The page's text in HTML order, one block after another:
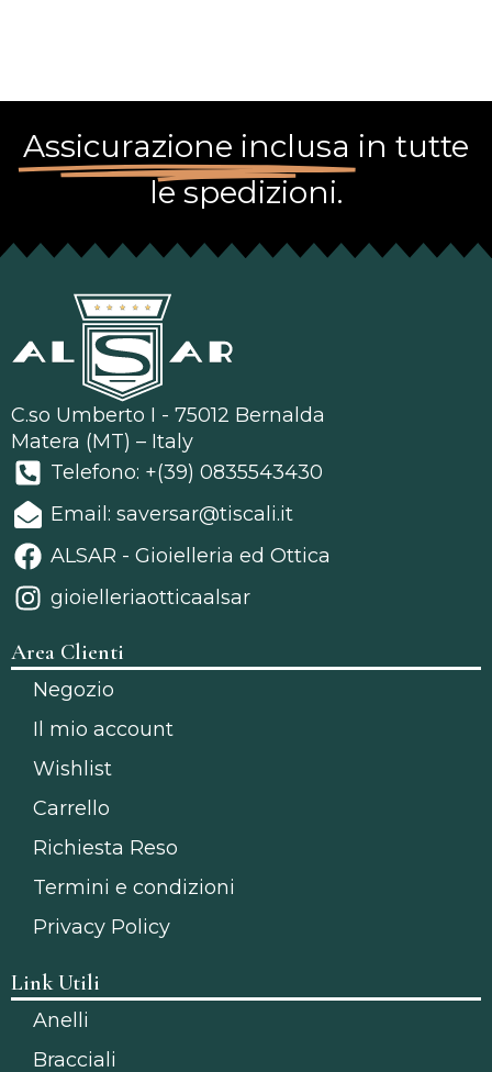
Assicurazione inclusa in tutte
le spedizioni.
C.so Umberto I - 75012 Bernalda
Matera (MT) – Italy
Telefono: +(39) 0835543430
Email: saversar@tiscali.it
ALSAR - Gioielleria ed Ottica
gioielleriaotticaalsar
Area Clienti
Negozio
Il mio account
Wishlist
Carrello
Richiesta Reso
Termini e condizioni
Privacy Policy
Link Utili
Anelli
Bracciali